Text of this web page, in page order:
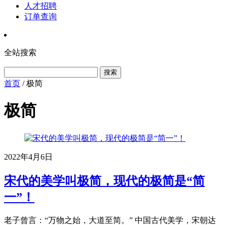
人才招聘
订单查询
全站搜索
首页 /极简
极简
2022年4月6日
宋代的美学叫极简，现代的极简是“简
一”！
老子曾言：“万物之始，大道至简。” 中国古代美学，宋朝达